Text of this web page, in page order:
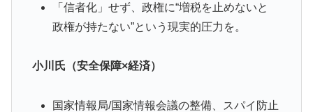
「信者化」せず、政権に“増税を止めないと
政権が持たない”という現実的圧力を。
小川氏（安全保障×経済）
国家情報局/国家情報会議の整備、スパイ防止